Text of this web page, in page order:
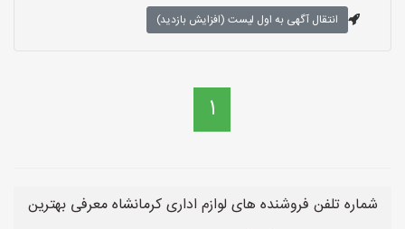
انتقال آگهی به اول لیست (افزایش بازدید)
1
شماره تلفن فروشنده های لوازم اداری کرمانشاه معرفی بهترین